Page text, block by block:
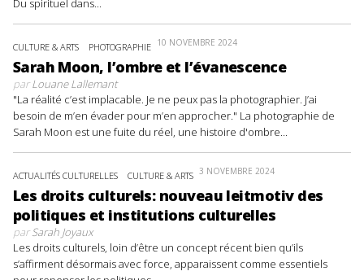
Du spirituel dans...
CULTURE & ARTS PHOTOGRAPHIE 10 NOVEMBRE 2024
Sarah Moon, l’ombre et l’évanescence
parLouane Lallemant
"La réalité c’est implacable. Je ne peux pas la photographier. J’ai
besoin de m’en évader pour m’en approcher." La photographie de
Sarah Moon est une fuite du réel, une histoire d'ombre...
ACTUALITÉS CULTURELLES CULTURE & ARTS 3 NOVEMBRE 2024
Les droits culturels: nouveau leitmotiv des
politiques et institutions culturelles
parSarah Joyaux
Les droits culturels, loin d’être un concept récent bien qu’ils
s’affirment désormais avec force, apparaissent comme essentiels